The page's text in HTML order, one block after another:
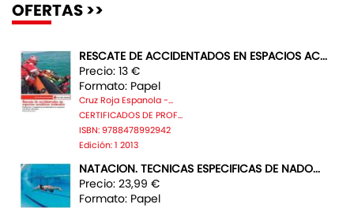
OFERTAS >>
RESCATE DE ACCIDENTADOS EN ESPACIOS AC...
Precio: 13 €
Formato: Papel
Cruz Roja Espanola -...
CERTIFICADOS DE PROF...
ISBN: 9788478992942
Edición: 1 2013
NATACION. TECNICAS ESPECIFICAS DE NADO...
Precio: 23,99 €
Formato: Papel